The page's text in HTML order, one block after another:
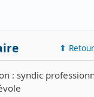
⬆
: syndic